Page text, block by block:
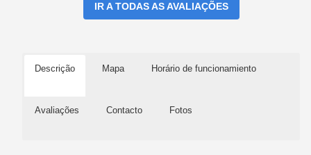
IR A TODAS AS AVALIAÇÕES
Descrição Mapa Horário de funcionamiento
Avaliações Contacto Fotos